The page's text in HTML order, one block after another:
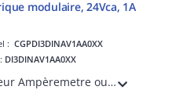
modulaire, 24Vca, 1A
:CGPDI3DINAV1AA0XX
DI3DINAV1AA0XX
Afficheur Ampèremetre ou voltmètre numérique modulaire, CA-entrée nominale 1A/100V, Alimentation 24Vca, IP40, 2 modules DIN